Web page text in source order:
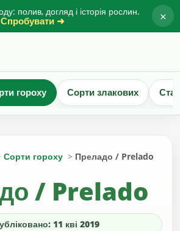
полив, догляд і історія рослин.
Спробувати ➜ ×
гороху Сорти злакових
Сорти гороху Преладо / Prelado
/ Prelado
11 кві 2019